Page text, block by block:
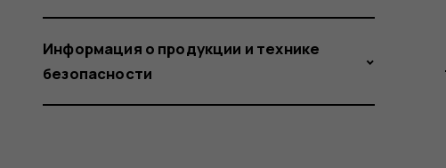
Информация о продукции и технике
безопасности